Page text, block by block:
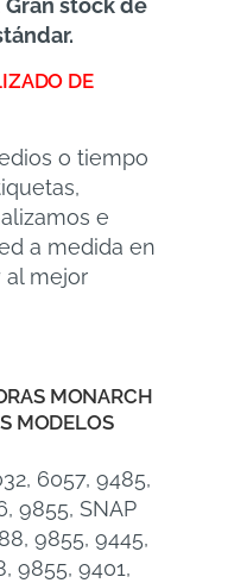
Gran stock de
DE
o tiempo
e
a medida en
al mejor
MONARCH
MODELOS
6057, 9485,
9855, SNAP
9855, 9445,
9855, 9401,